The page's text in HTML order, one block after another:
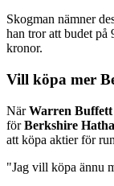
Skogman nämner
han tror att budet
kronor.
Vill köpa mer
NärWarren Buffett
förBerkshire
att köpa aktier för
"Jag vill köpa ännu